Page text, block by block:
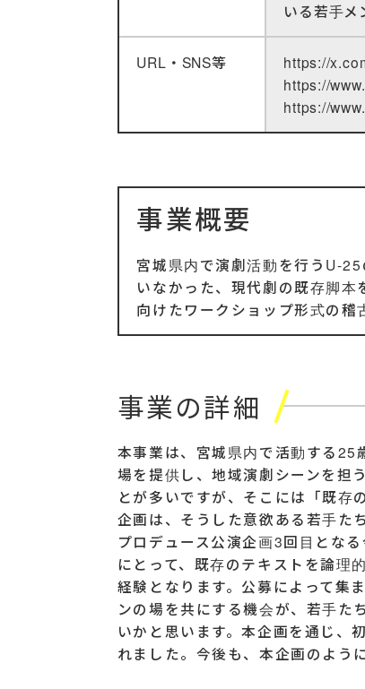
いる若手メ
URL・SNS等
https://
https://
https://
事業概要
宮城県内で演劇活動を行うU-
いなかった、現代劇の既存脚
向けたワークショップ形式の稽
事業の詳細
本事業は、宮城県内で活動する25
場を提供し、地域演劇シーンを担
とが多いですが、そこには「既存
企画は、そうした意欲ある若手た
プロデュース公演企画3回目とな
にとって、既存のテキストを論理
経験となります。公募によって集
ンの場を共にする機会が、若手た
いかと思います。本企画を通じ、
れました。今後も、本企画のよう